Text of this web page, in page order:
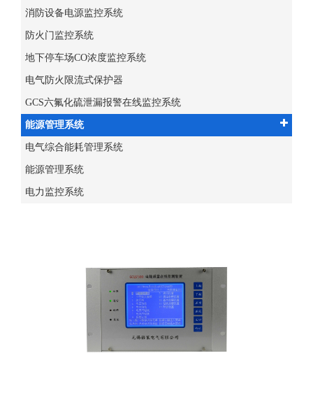
消防设备电源监控系统
防火门监控系统
地下停车场CO浓度监控系统
电气防火限流式保护器
GCS六氟化硫泄漏报警在线监控系统
能源管理系统
电气综合能耗管理系统
能源管理系统
电力监控系统